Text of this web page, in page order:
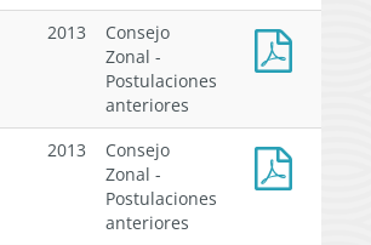
de
nominaciones
para
de
Consejeros
de
Consejos
de
2013
2013
Consejo
Zonal -
Postulaciones
anteriores
periodo
extraordinario
2013
Consejo
Zonal -
Postulaciones
anteriores